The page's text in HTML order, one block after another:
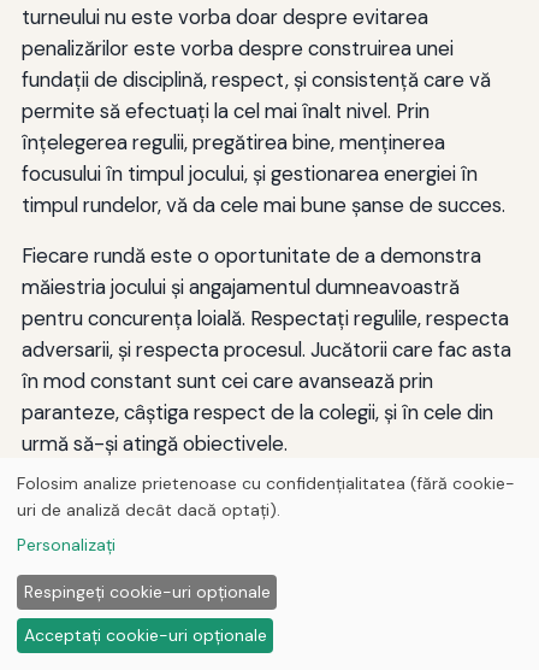
turneului nu este vorba doar despre evitarea
penalizărilor este vorba despre construirea unei
fundații de disciplină, respect, și consistență care vă
permite să efectuați la cel mai înalt nivel. Prin
înțelegerea regulii, pregătirea bine, menținerea
focusului în timpul jocului, și gestionarea energiei în
timpul rundelor, vă da cele mai bune șanse de succes.
Fiecare rundă este o oportunitate de a demonstra
măiestria jocului și angajamentul dumneavoastră
pentru concurența loială. Respectați regulile, respecta
adversarii, și respecta procesul. Jucătorii care fac asta
în mod constant sunt cei care avansează prin
paranteze, câștiga respect de la colegii, și în cele din
urmă să-și atingă obiectivele.
Pentru a citi mai departe regulile turneului și cele mai
bune practici, consultați resursele
integritate a sportului[
ale jocului sau sportului ales și ghidurile de studiu ale
organizațiilor competitive care se specializează în
managementul turneelor.
Folosim analize prietenoase cu confidențialitatea (fără cookie-
uri de analiză decât dacă optați).
Personalizați
Respingeți cookie-uri opționale
Acceptați cookie-uri opționale